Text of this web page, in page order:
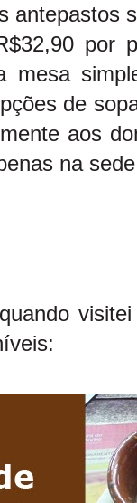
antepastos
por
de
aos
na